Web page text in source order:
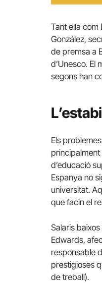
Tant ella com
González,
de premsa a
d’Unesco. El
segons han
Els
d’educació
Espanya no
universitat.
que facin el
Salaris
Edwards,
responsable
prestigioses
de treball).